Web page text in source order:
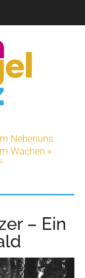
Nebenuns.
Wachen.«
– Ein